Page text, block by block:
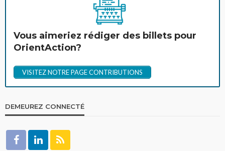
Vous aimeriez rédiger des billets pour
OrientAction?
VISITEZ NOTRE PAGE CONTRIBUTIONS
DEMEUREZ CONNECTÉ